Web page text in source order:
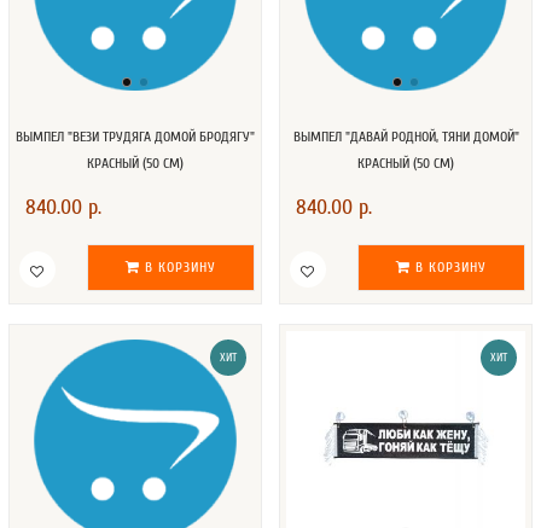
ВЫМПЕЛ "ВЕЗИ ТРУДЯГА ДОМОЙ БРОДЯГУ"
КРАСНЫЙ (50 СМ)
840.00 р.
В КОРЗИНУ
ВЫМПЕЛ "ДАВАЙ РОДНОЙ, ТЯНИ ДОМОЙ"
КРАСНЫЙ (50 СМ)
840.00 р.
В КОРЗИНУ
ХИТ ХИТ